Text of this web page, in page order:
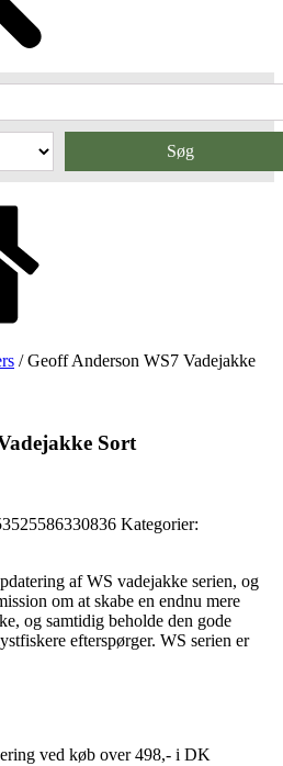
Søg
/ Geoff Anderson WS7 Vadejakke
Sort
Kategorier:
af WS vadejakke serien, og
om at skabe en endnu mere
og samtidig beholde den gode
efterspørger. WS serien er
ved køb over 498,- i DK